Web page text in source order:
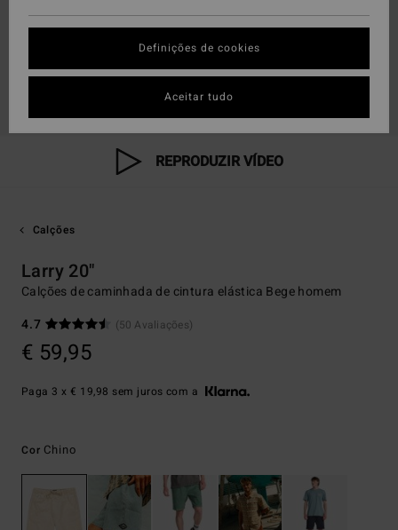
REPRODUZIR VÍDEO
Calções
Larry 20"
Calções de caminhada de cintura elástica Bege homem
4.7
(50 Avaliações)
€ 59,95
Paga 3 x € 19,98 sem juros com a
Cor Chino
Definições de cookies
Aceitar tudo